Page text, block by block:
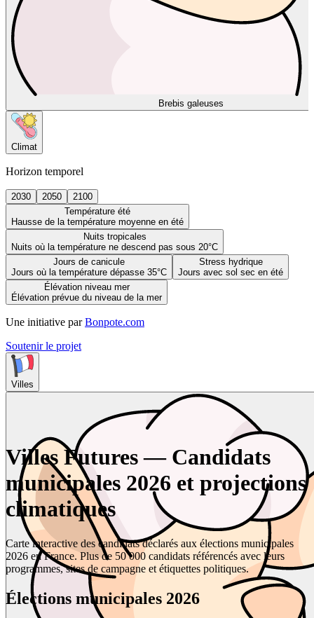
Brebis galeuses
Climat
Horizon temporel
2030 2050
2100
Température été
Hausse de la température moyenne en été
Nuits tropicales
Nuits où la température ne descend pas sous 20°C
Jours de canicule
Jours où la température dépasse 35°C
Stress hydrique
Jours avec sol sec en été
Élévation niveau mer
Élévation prévue du niveau de la mer
Une initiative par Bonpote.com
Soutenir le projet
Villes
Villes Futures — Candidats
municipales 2026 et projections
climatiques
Carte interactive des candidats déclarés aux élections municipales
2026 en France. Plus de 50 000 candidats référencés avec leurs
programmes, sites de campagne et étiquettes politiques.
Élections municipales 2026